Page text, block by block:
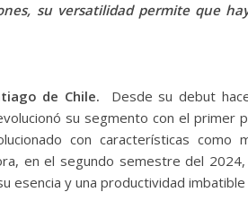
su versatilidad permite que
de Chile. Desde su debut
su segmento con el
con características como
en el segundo semestre del 2024,
esencia y una productividad